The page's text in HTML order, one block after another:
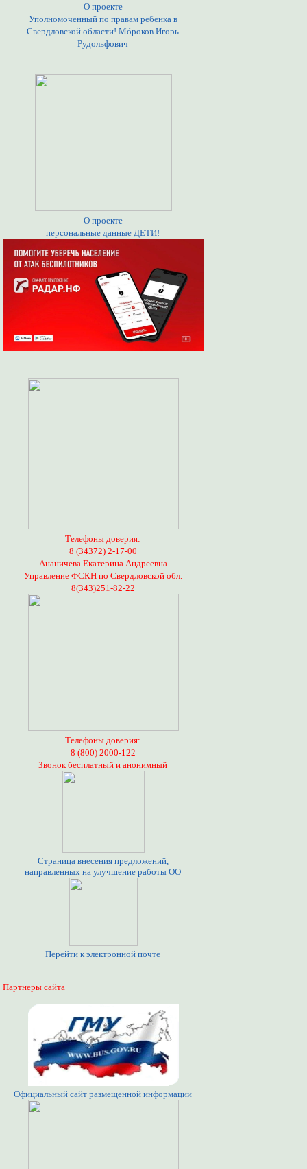
О проекте
Уполномоченный по правам ребенка в
Свердловской области! Мóроков Игорь
Рудольфович
О проекте
персональные данные ДЕТИ!
Телефоны доверия:
8 (34372) 2-17-00
Ананичева Екатерина Андреевна
Управление ФСКН по Свердловской обл.
8(343)251-82-22
Телефоны доверия:
8 (800) 2000-122
Звонок бесплатный и анонимный
Страница внесения предложений,
направленных на улучшение работы ОО
Перейти к электронной почте
Партнеры сайта
Официальный сайт размещенной информации